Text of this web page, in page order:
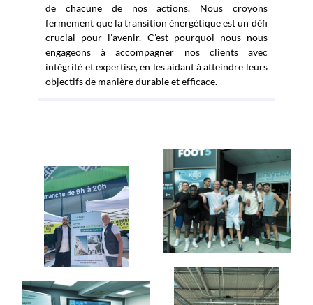
de chacune de nos actions. Nous croyons
fermement que la transition énergétique est un défi
crucial pour l’avenir. C’est pourquoi nous nous
engageons à accompagner nos clients avec
intégrité et expertise, en les aidant à atteindre leurs
objectifs de manière durable et efficace.